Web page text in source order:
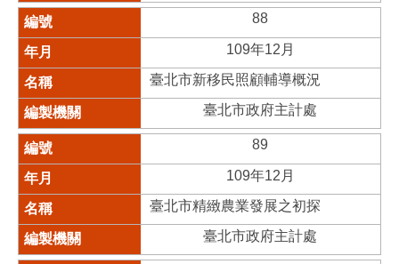
88
109年12月
臺北市新移民照顧輔導概況
臺北市政府主計處
89
109年12月
臺北市精緻農業發展之初探
臺北市政府主計處